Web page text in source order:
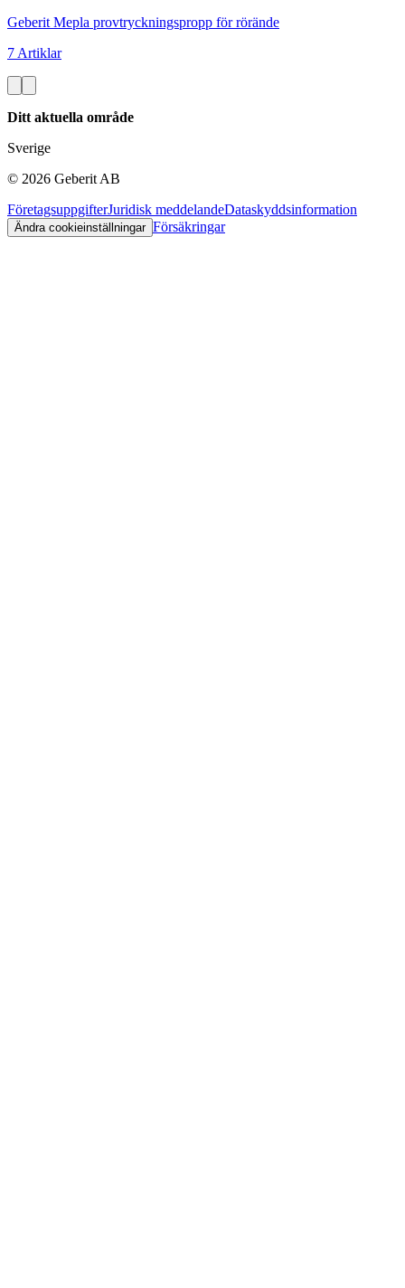
Geberit Mepla provtryckningspropp för rörände
7 Artiklar
Ditt aktuella område
Sverige
© 2026 Geberit AB
FöretagsuppgifterJuridisk meddelandeDataskyddsinformation
Ändra cookieinställningar Försäkringar